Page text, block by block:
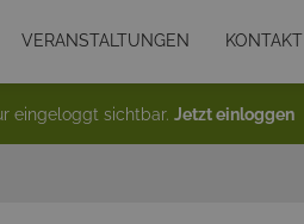
VERANSTALTUNGEN KONTAKT
eingeloggt sichtbar. Jetzt einloggen